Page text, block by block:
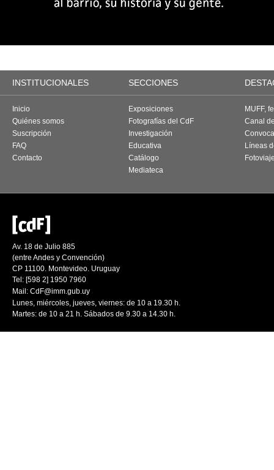
INSTITUCIONALES SECCIONES
Inicio
Quiénes somos
Suscripción
FAQ
Contacto
Exposiciones
Fotografías del CdF
Investigación
Educativa
Catálogo
Mediateca
MUFF,
Canal
Líneas
Av. 18 de Julio 885
(entre Andes y Convención)
CP 11100. Montevideo. Uruguay
Tel: [598 2] 1950 7960
Mail: CdF@imm.gub.uy
Lunes, miércoles, jueves, viernes: de 10 a 19.30 h.
Martes: de 10 a 21 h. Sábados de 9.30 a 14.30 h.